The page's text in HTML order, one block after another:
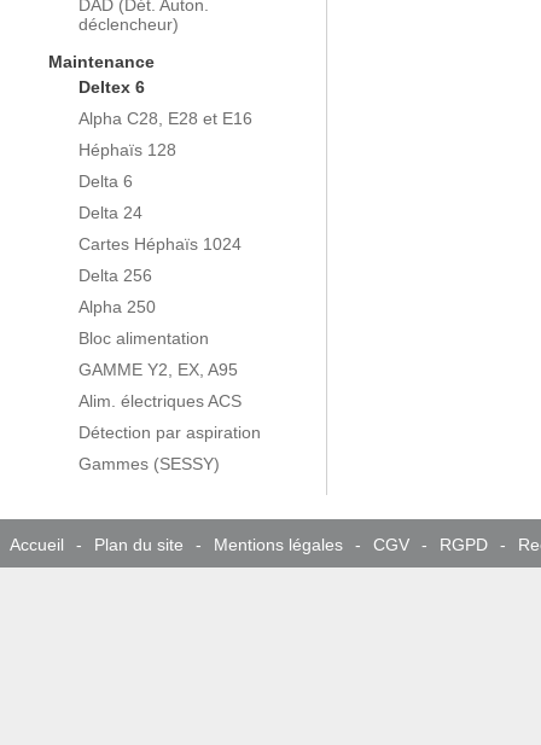
DAD (Dét. Auton.
déclencheur)
Maintenance
Deltex 6
Alpha C28, E28 et E16
Héphaïs 128
Delta 6
Delta 24
Cartes Héphaïs 1024
Delta 256
Alpha 250
Bloc alimentation
GAMME Y2, EX, A95
Alim. électriques ACS
Détection par aspiration
Gammes (SESSY)
Accueil - Plan du site - Mentions légales - CGV - RGPD -